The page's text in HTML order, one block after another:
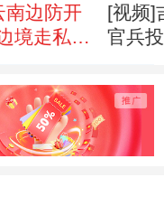
南边防开
境走私专
[视频]
官兵